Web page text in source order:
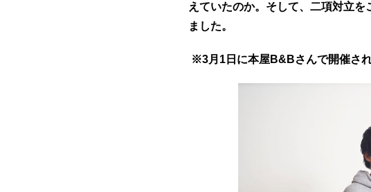
えていたのか。そして、二項対立
ました。
※3月1日に本屋B&Bさんで開催さ